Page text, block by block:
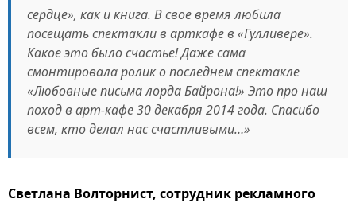
сердце», как и книга. В свое время любила
посещать спектакли в арткафе в «Гулливере».
Какое это было счастье! Даже сама
смонтировала ролик о последнем спектакле
«Любовные письма лорда Байрона!» Это про наш
поход в арт-кафе 30 декабря 2014 года. Спасибо
всем, кто делал нас счастливыми…»
Светлана Волторнист, сотрудник рекламного